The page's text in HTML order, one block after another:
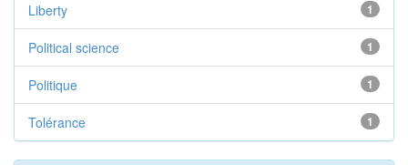
1
Liberty
1
Political science
1
Politique
1
Tolérance